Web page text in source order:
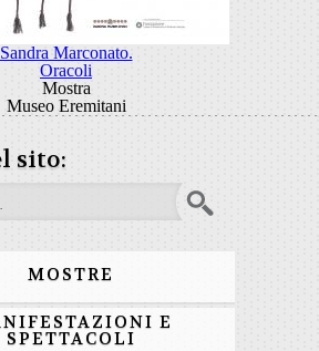
Sandra Marconato.
Oracoli
Mostra
Museo Eremitani
sito:
MOSTRE
E
SPETTACOLI